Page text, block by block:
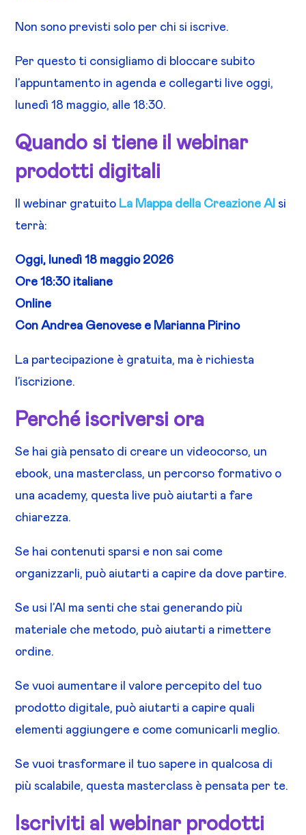
Non sono previsti solo per chi si iscrive.
Per questo ti consigliamo di bloccare subito
l’appuntamento in agenda e collegarti live oggi,
lunedì 18 maggio, alle 18:30.
Quando si tiene il webinar
prodotti digitali
Il webinar gratuito La Mappa della Creazione AI si
terrà:
Oggi, lunedì 18 maggio 2026
Ore 18:30 italiane
Online
Con Andrea Genovese e Marianna Pirino
La partecipazione è gratuita, ma è richiesta
l’iscrizione.
Perché iscriversi ora
Se hai già pensato di creare un videocorso, un
ebook, una masterclass, un percorso formativo o
una academy, questa live può aiutarti a fare
chiarezza.
Se hai contenuti sparsi e non sai come
organizzarli, può aiutarti a capire da dove partire.
Se usi l’AI ma senti che stai generando più
materiale che metodo, può aiutarti a rimettere
ordine.
Se vuoi aumentare il valore percepito del tuo
prodotto digitale, può aiutarti a capire quali
elementi aggiungere e come comunicarli meglio.
Se vuoi trasformare il tuo sapere in qualcosa di
più scalabile, questa masterclass è pensata per te.
Iscriviti al webinar prodotti